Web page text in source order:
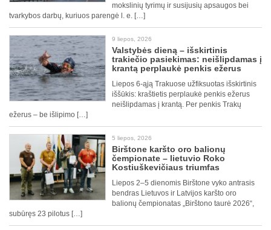
mokslinių tyrimų ir susijusių apsaugos bei
tvarkybos darbų, kuriuos parengė l. e. […]
9 liepos, 2026
Valstybės dieną – išskirtinis
trakiečio pasiekimas: neišlipdamas į
krantą perplaukė penkis ežerus
Liepos 6-ąją Trakuose užfiksuotas išskirtinis
iššūkis: kraštietis perplaukė penkis ežerus
neišlipdamas į krantą. Per penkis Trakų
ežerus – be išlipimo […]
5 liepos, 2026
Birštone karšto oro balionų
čempionate – lietuvio Roko
Kostiuškevičiaus triumfas
Liepos 2–5 dienomis Birštone vyko antrasis
bendras Lietuvos ir Latvijos karšto oro
balionų čempionatas „Birštono taurė 2026“,
subūręs 23 pilotus […]